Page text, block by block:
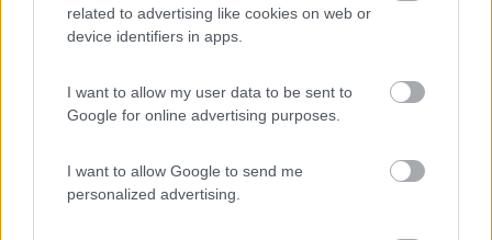
related to advertising like cookies on web or
device identifiers in apps.
I want to allow my user data to be sent to
Google for online advertising purposes.
I want to allow Google to send me
personalized advertising.
Posizione
lella13 21/08/2016 23:42
Posizione